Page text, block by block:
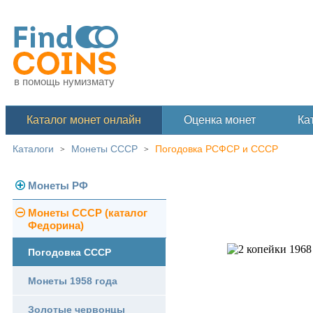
в помощь нумизмату
Каталог монет онлайн Оценка монет
Каталоги > Монеты СССР > Погодовка РСФСР и СССР
Монеты РФ
Современная Россия
Монеты СССР (каталог
Федорина)
Погодовка СССР
Монеты 1958 года
Золотые червонцы